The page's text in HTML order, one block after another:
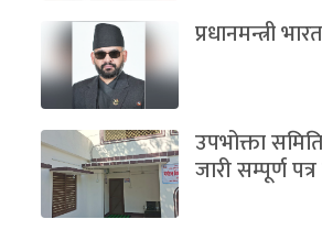
प्रधानमन्त्री
उपभोक्ता
जारी सम्पूर्ण पत्र